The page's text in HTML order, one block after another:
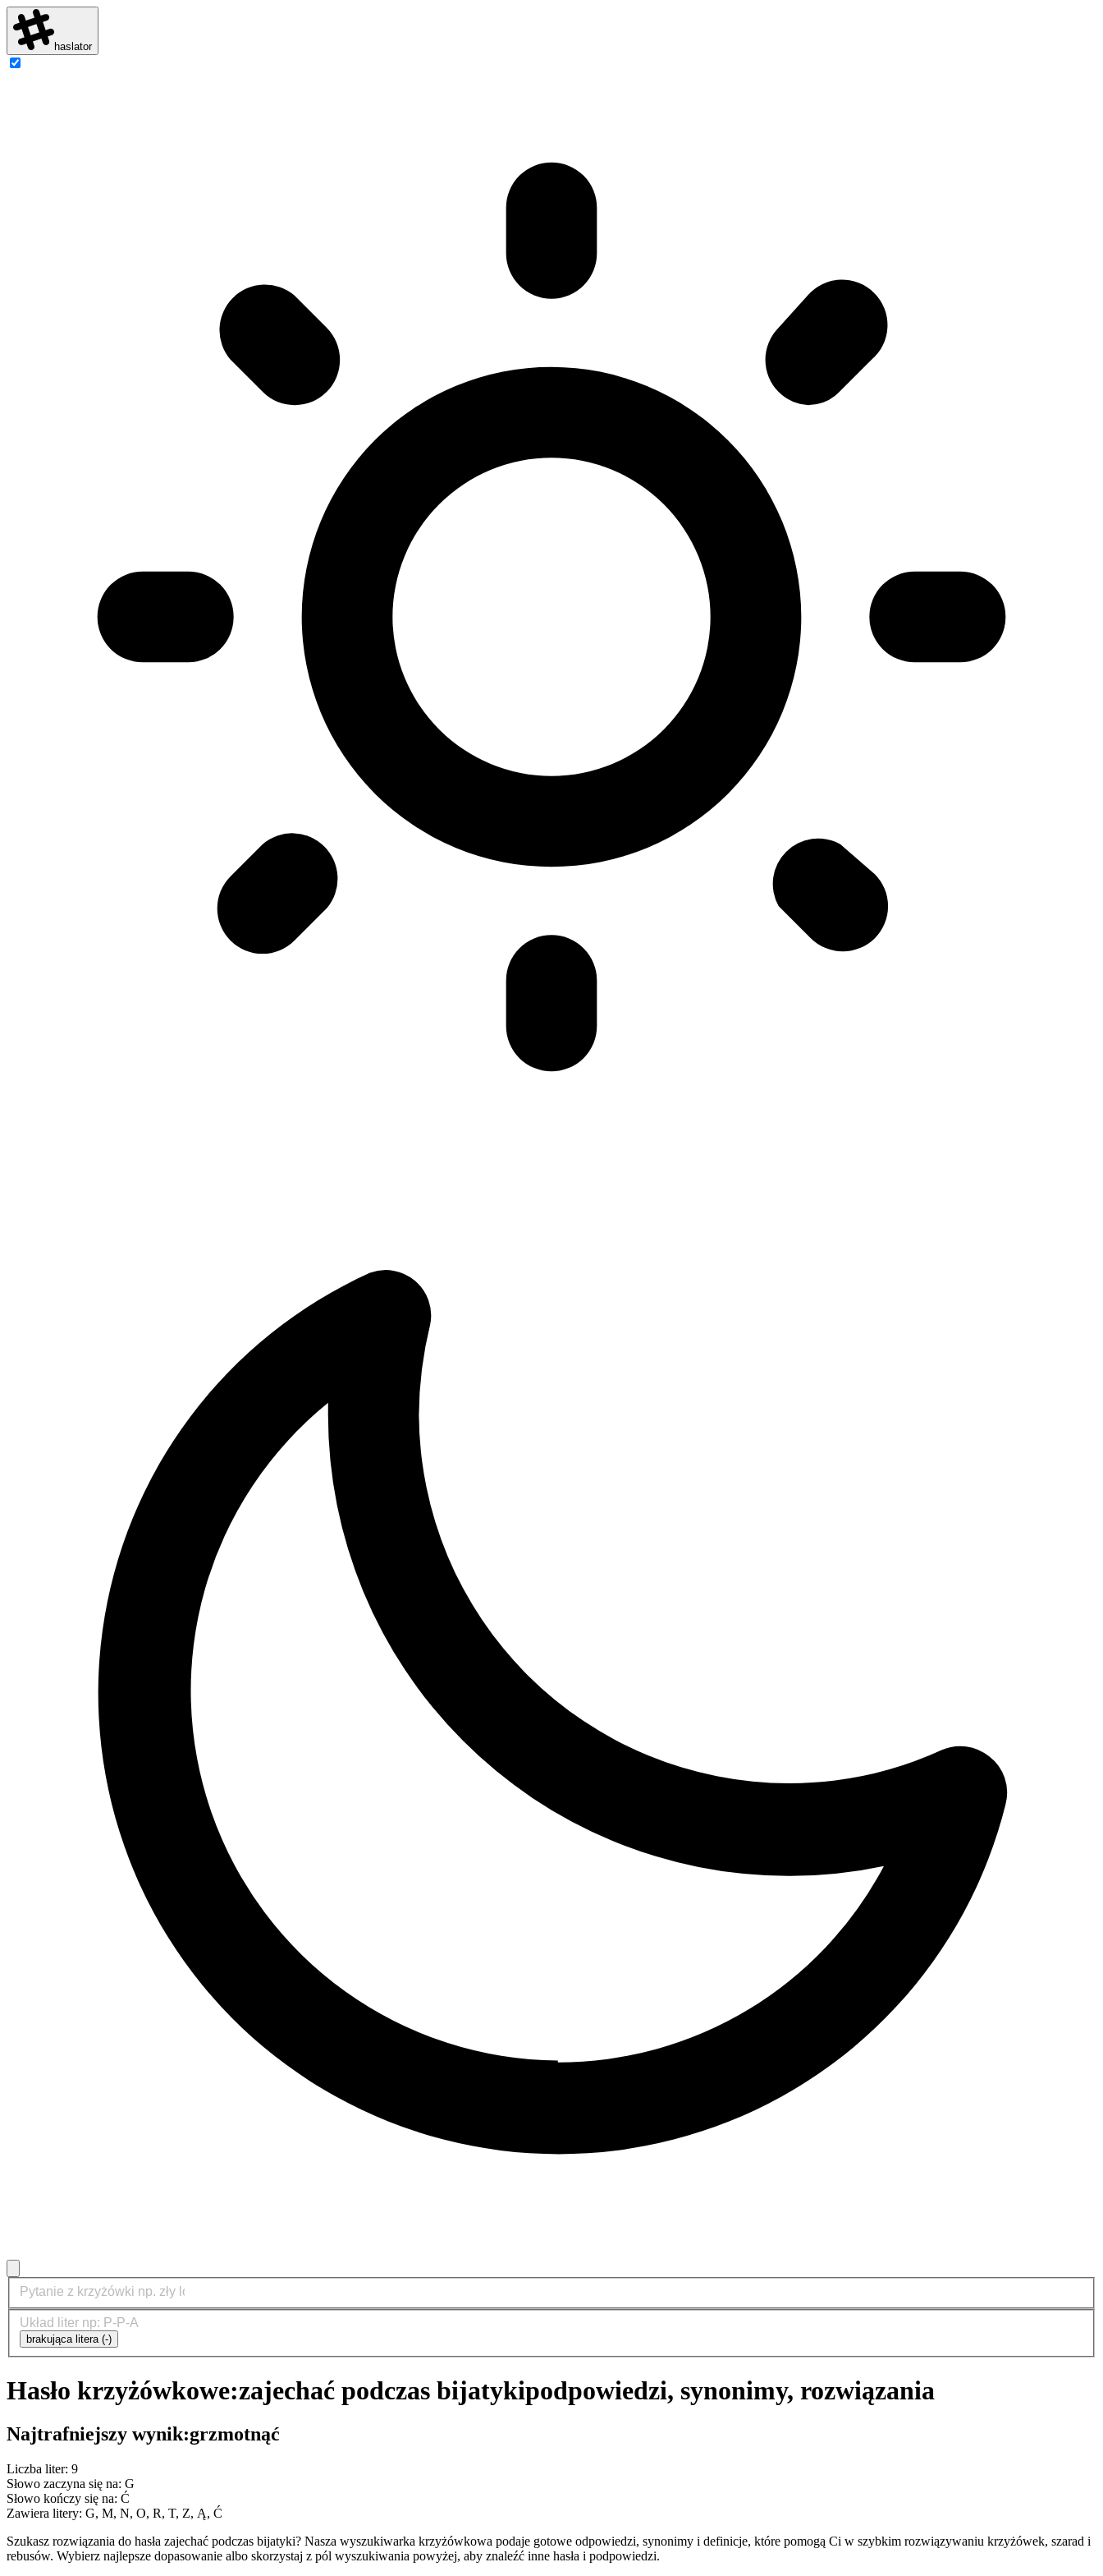
haslator
brakująca litera (-)
Hasło krzyżówkowe:zajechać podczas bijatykipodpowiedzi, synonimy, rozwiązania
Najtrafniejszy wynik:grzmotnąć
Liczba liter: 9
Słowo zaczyna się na: G
Słowo kończy się na: Ć
Zawiera litery: G, M, N, O, R, T, Z, Ą, Ć
Szukasz rozwiązania do hasła zajechać podczas bijatyki? Nasza wyszukiwarka krzyżówkowa podaje gotowe odpowiedzi, synonimy i definicje, które pomogą Ci w szybkim rozwiązywaniu krzyżówek, szarad i
rebusów. Wybierz najlepsze dopasowanie albo skorzystaj z pól wyszukiwania powyżej, aby znaleźć inne hasła i podpowiedzi.